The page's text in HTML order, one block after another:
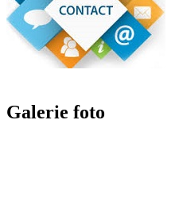
Galerie foto